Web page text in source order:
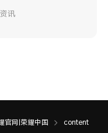
讯
官网|荣耀中国 content